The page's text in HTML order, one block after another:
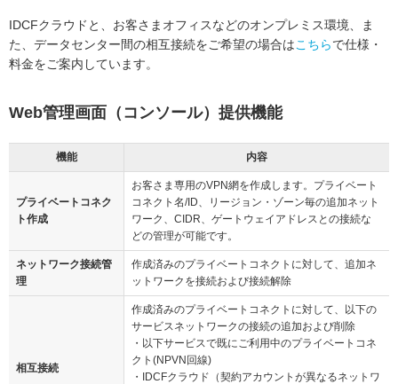
IDCFクラウドと、お客さまオフィスなどのオンプレミス環境、ま
た、データセンター間の相互接続をご希望の場合はこちらで仕様・
料金をご案内しています。
Web管理画面（コンソール）提供機能
機能 内容
プライベートコネク
ト作成
お客さま専用のVPN網を作成します。プライベート
コネクト名/ID、リージョン・ゾーン毎の追加ネット
ワーク、CIDR、ゲートウェイアドレスとの接続な
どの管理が可能です。
ネットワーク接続管
理
作成済みのプライベートコネクトに対して、追加ネ
ットワークを接続および接続解除
相互接続
作成済みのプライベートコネクトに対して、以下の
サービスネットワークの接続の追加および削除
・以下サービスで既にご利用中のプライベートコネ
クト(NPVN回線)
・IDCFクラウド（契約アカウントが異なるネットワ